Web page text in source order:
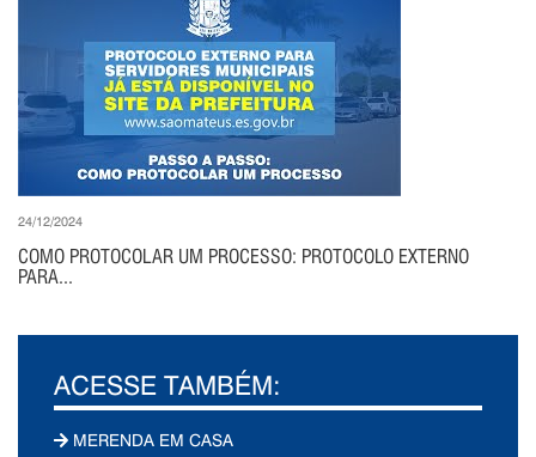
24/12/2024
COMO PROTOCOLAR UM PROCESSO: PROTOCOLO EXTERNO
PARA...
ACESSE TAMBÉM:
MERENDA EM CASA